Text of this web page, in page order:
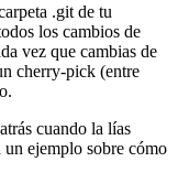
.git de tu
los cambios de
vez que cambias de
cherry-pick (entre
cuando la lías
un ejemplo sobre cómo